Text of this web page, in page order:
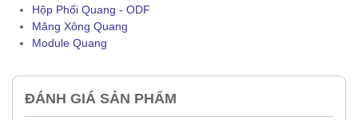
Hộp Phối Quang - ODF
Măng Xông Quang
Module Quang
ĐÁNH GIÁ SẢN PHẨM